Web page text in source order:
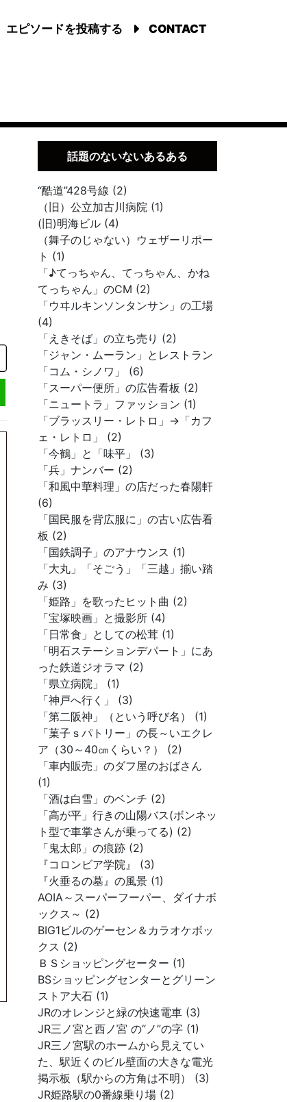
エピソードを投稿する CONTACT
話題のないないあるある
“酷道”428号線 (2)
（旧）公立加古川病院 (1)
(旧)明海ビル (4)
（舞子のじゃない）ウェザーリポー
ト (1)
「♪てっちゃん、てっちゃん、かね
てっちゃん」のCM (2)
「ウヰルキンソンタンサン」の工場
(4)
「えきそば」の立ち売り (2)
「ジャン・ムーラン」とレストラン
「コム・シノワ」 (6)
「スーパー便所」の広告看板 (2)
「ニュートラ」ファッション (1)
「ブラッスリー・レトロ」→「カフ
ェ・レトロ」 (2)
「今鶴」と「味平」 (3)
「兵」ナンバー (2)
「和風中華料理」の店だった春陽軒
(6)
「国民服を背広服に」の古い広告看
板 (2)
「国鉄調子」のアナウンス (1)
「大丸」「そごう」「三越」揃い踏
み (3)
「姫路」を歌ったヒット曲 (2)
「宝塚映画」と撮影所 (4)
「日常食」としての松茸 (1)
「明石ステーションデパート」にあ
った鉄道ジオラマ (2)
「県立病院」 (1)
「神戸へ行く」 (3)
「第二阪神」（という呼び名） (1)
「菓子ｓパトリー」の長～いエクレ
ア（30～40㎝くらい？） (2)
「車内販売」のダフ屋のおばさん
(1)
「酒は白雪」のベンチ (2)
「高が平」行きの山陽バス(ボンネッ
ト型で車掌さんが乗ってる) (2)
「鬼太郎」の痕跡 (2)
『コロンビア学院』 (3)
『火垂るの墓』の風景 (1)
AOIA～スーパーフーパー、ダイナボ
ックス～ (2)
BIG1ビルのゲーセン＆カラオケボッ
クス (2)
ＢＳショッピングセーター (1)
BSショッピングセンターとグリーン
ストア大石 (1)
JRのオレンジと緑の快速電車 (3)
JR三ノ宮と西ノ宮 の“ノ”の字 (1)
JR三ノ宮駅のホームから見えてい
た、駅近くのビル壁面の大きな電光
掲示板（駅からの方角は不明） (3)
JR姫路駅の0番線乗り場 (2)